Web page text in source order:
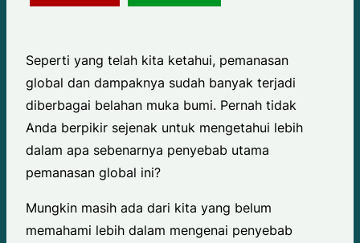
Seperti yang telah kita ketahui, pemanasan
global dan dampaknya sudah banyak terjadi
diberbagai belahan muka bumi. Pernah tidak
Anda berpikir sejenak untuk mengetahui lebih
dalam apa sebenarnya penyebab utama
pemanasan global ini?
Mungkin masih ada dari kita yang belum
memahami lebih dalam mengenai penyebab